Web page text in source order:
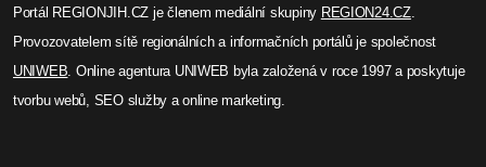
Portál REGIONJIH.CZ je členem mediální skupiny REGION24.CZ.
Provozovatelem sítě regionálních a informačních portálů je společnost
UNIWEB. Online agentura UNIWEB byla založená v roce 1997 a poskytuje
tvorbu webů, SEO služby a online marketing.